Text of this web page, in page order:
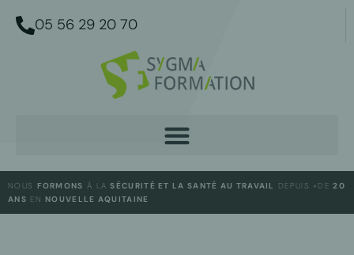
05 56 29 20 70
NOUS FORMONS À LASÉCURITÉ ET LA SANTÉ AU TRAVAIL DEPUIS +DE20
ANS ENNOUVELLE AQUITAINE